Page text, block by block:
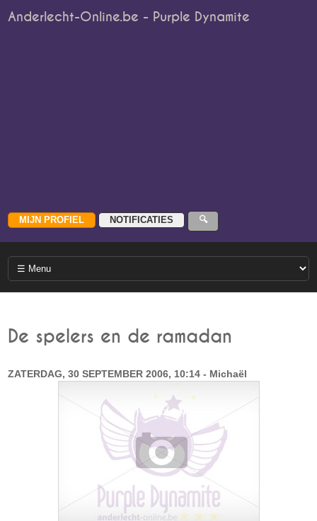
Anderlecht-Online.be - Purple Dynamite
De spelers en de ramadan
ZATERDAG, 30 SEPTEMBER 2006, 10:14 - Michaël